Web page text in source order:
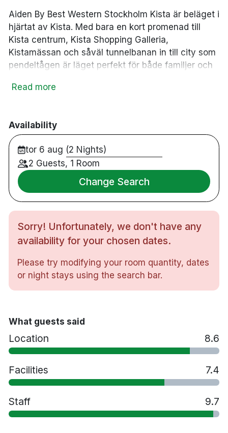
Aiden By Best Western Stockholm Kista är beläget i
hjärtat av Kista. Med bara en kort promenad till
Kista centrum, Kista Shopping Galleria,
Kistamässan och såväl tunnelbanan in till city som
pendeltågen är läget perfekt för både familjer och
På hotellet ges du som gäst möjligheten att koppla
välkomnande och en utmärkt plats för en drink
efter en dag på stan. På hotellet finns en enklare
barmeny som är tillgänglig hela dagen. Efter en
skön nattsömn kan du starta dagen med en god
frukostbuffé som innehåller både varma och kalla
alternativ.
117 rum
Dubbelrum & familjerum
Badrum med dusch
TV
Värdeskåp
Skrivbord
Restaurang
Spjälsäng mot en avgift på 50 kronor per natt
Extrasäng mot en avgift på 200 kronor per
natt
Husdjur tillåts mot en avgift på 400 kronor per
Handikappsanpassade rum finns tillgängliga
Parkering mot en avgift
Read more
Availability
tor 6 aug (2 Nights)
2 Guests, 1 Room
Change Search
Sorry! Unfortunately, we don't have any
availability for your chosen dates.
Please try modifying your room quantity, dates
or night stays using the search bar.
What guests said
Location 8.6
Facilities 7.4
Staff 9.7